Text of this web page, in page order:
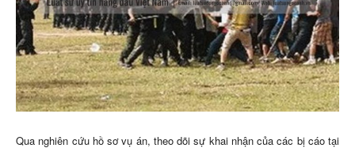
Qua nghiên cứu hồ sơ vụ án, theo dõi sự khai nhận của các bị cáo tại